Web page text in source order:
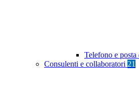
Telefono e posta
Consulenti e collaboratori 21